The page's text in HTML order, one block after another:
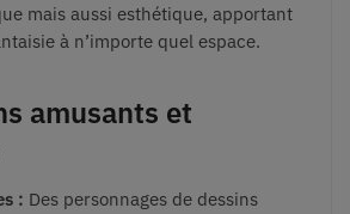
mais aussi esthétique, apportant
à n’importe quel espace.
amusants et
: Des personnages de dessins